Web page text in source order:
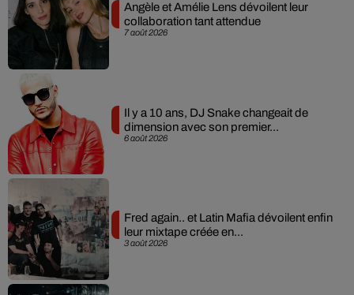
7 août 2026
Angèle et Amélie Lens dévoilent leur
collaboration tant attendue
6 août 2026
Il y a 10 ans, DJ Snake changeait de
dimension avec son premier...
3 août 2026
Fred again.. et Latin Mafia dévoilent enfin
leur mixtape créée en...